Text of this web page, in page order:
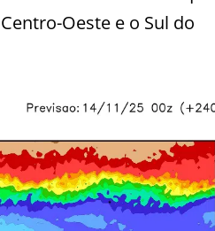
Oeste e o Sul do